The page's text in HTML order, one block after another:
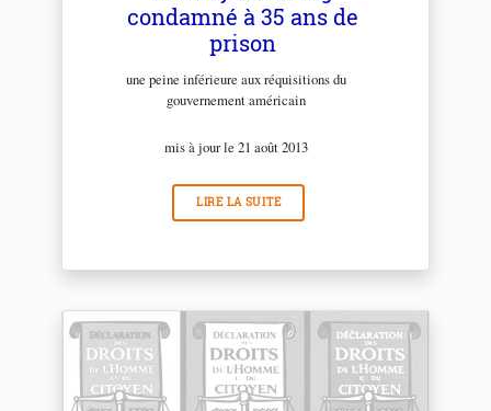
condamné à 35 ans de
prison
une peine inférieure aux réquisitions du
gouvernement américain
mis à jour le 21 août 2013
LIRE LA SUITE